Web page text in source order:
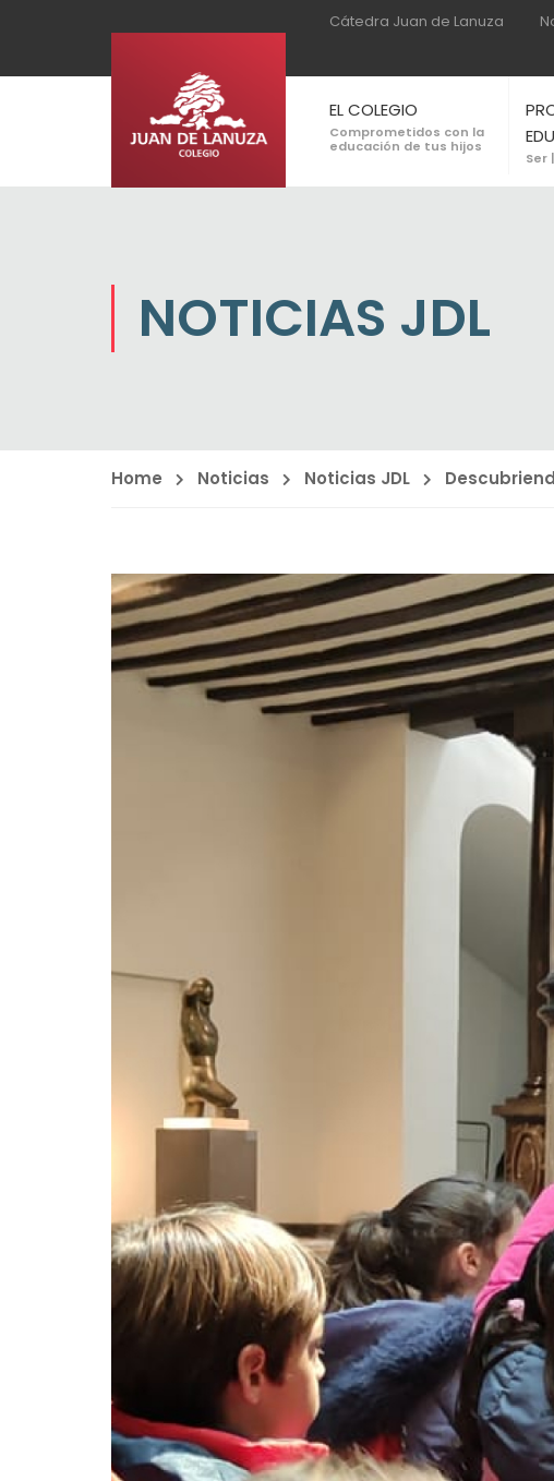
Cátedra Juan de Lanuza
EL COLEGIO
Comprometidos con la
educación de tus hijos
Ser
NOTICIAS JDL
Home Noticias Noticias JDL